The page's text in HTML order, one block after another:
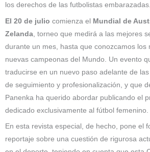
los derechos de las futbolistas embarazadas.
El 20 de julio comienza el Mundial de
Zelanda , torneo que medirá a las mejores
durante un mes, hasta que conozcamos los
nuevas campeonas del Mundo. Un evento
traducirse en un nuevo paso adelante de
de seguimiento y profesionalización, y que
Panenka ha querido abordar publicando el
dedicado exclusivamente al fútbol femenino.
En esta revista especial, de hecho, pone el
reportaje sobre una cuestión de rigurosa